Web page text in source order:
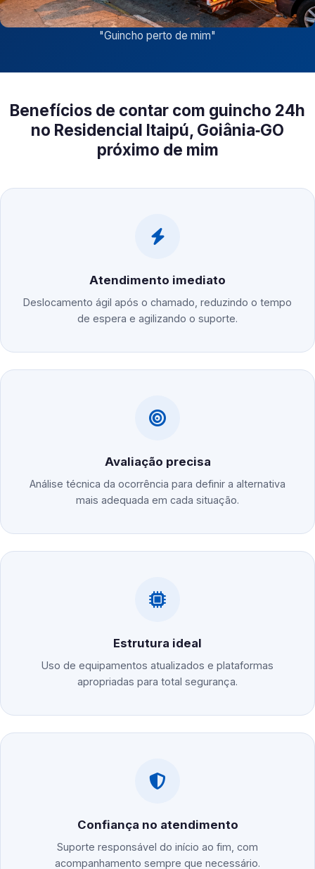
"Guincho perto de mim"
Benefícios de contar com guincho 24h
no Residencial Itaipú, Goiânia‑GO
próximo de mim
Atendimento imediato
Deslocamento ágil após o chamado, reduzindo o tempo
de espera e agilizando o suporte.
Avaliação precisa
Análise técnica da ocorrência para definir a alternativa
mais adequada em cada situação.
Estrutura ideal
Uso de equipamentos atualizados e plataformas
apropriadas para total segurança.
Confiança no atendimento
Suporte responsável do início ao fim, com
acompanhamento sempre que necessário.